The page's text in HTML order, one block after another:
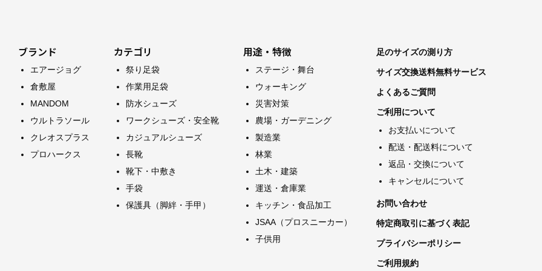
ブランド
エアージョグ
倉敷屋
MANDOM
ウルトラソール
クレオスプラス
プロハークス
カテゴリ
祭り足袋
作業用足袋
防水シューズ
ワークシューズ・安全靴
カジュアルシューズ
長靴
靴下・中敷き
手袋
保護具（脚絆・手甲）
用途・特徴
ステージ・舞台
ウォーキング
災害対策
農場・ガーデニング
製造業
林業
土木・建築
運送・倉庫業
キッチン・食品加工
JSAA（プロスニーカー）
子供用
足のサイズの測り方
サイズ交換送料無料サービス
よくあるご質問
ご利用について
お支払いについて
配送・配送料について
返品・交換について
キャンセルについて
お問い合わせ
特定商取引に基づく表記
プライバシーポリシー
ご利用規約